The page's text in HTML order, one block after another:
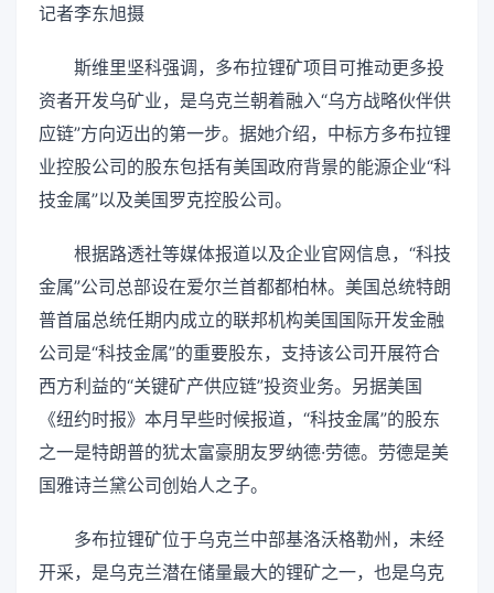
记者李东旭摄
斯维里坚科强调，多布拉锂矿项目可推动更多投
资者开发乌矿业，是乌克兰朝着融入“乌方战略伙伴供
应链”方向迈出的第一步。据她介绍，中标方多布拉锂
业控股公司的股东包括有美国政府背景的能源企业“科
技金属”以及美国罗克控股公司。
根据路透社等媒体报道以及企业官网信息，“科技
金属”公司总部设在爱尔兰首都都柏林。美国总统特朗
普首届总统任期内成立的联邦机构美国国际开发金融
公司是“科技金属”的重要股东，支持该公司开展符合
西方利益的“关键矿产供应链”投资业务。另据美国
《纽约时报》本月早些时候报道，“科技金属”的股东
之一是特朗普的犹太富豪朋友罗纳德·劳德。劳德是美
国雅诗兰黛公司创始人之子。
多布拉锂矿位于乌克兰中部基洛沃格勒州，未经
开采，是乌克兰潜在储量最大的锂矿之一，也是乌克